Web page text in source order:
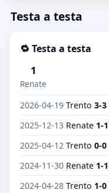
Testa a testa
🔁 Testa a testa
1
Renate
2026-04-19 Trento 3-3
2025-12-13 Renate 1-1
2025-04-12 Trento 0-0
2024-11-30 Renate 1-1
2024-04-28 Trento 1-0